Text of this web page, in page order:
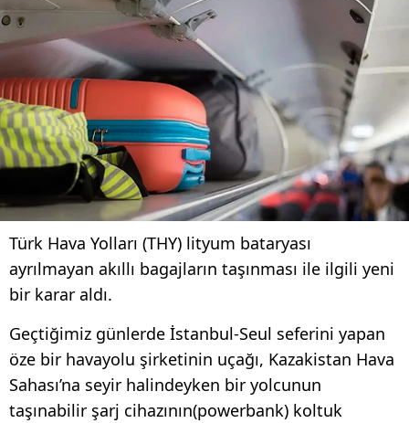
Türk Hava Yolları (THY) lityum bataryası
ayrılmayan akıllı bagajların taşınması ile ilgili yeni
bir karar aldı.
Geçtiğimiz günlerde İstanbul-Seul seferini yapan
öze bir havayolu şirketinin uçağı, Kazakistan Hava
Sahası’na seyir halindeyken bir yolcunun
taşınabilir şarj cihazının(powerbank) koltuk